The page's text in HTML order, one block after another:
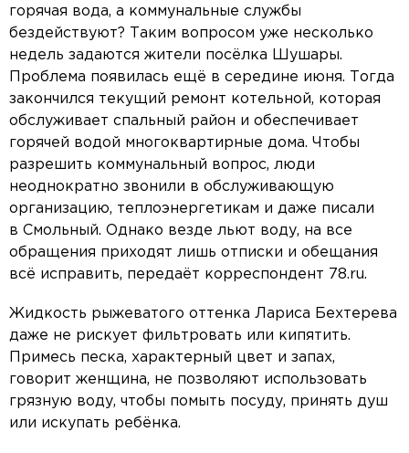
горячая вода, а коммунальные службы
бездействуют? Таким вопросом уже несколько
недель задаются жители посёлка Шушары.
Проблема появилась ещё в середине июня. Тогда
закончился текущий ремонт котельной, которая
обслуживает спальный район и обеспечивает
горячей водой многоквартирные дома. Чтобы
разрешить коммунальный вопрос, люди
неоднократно звонили в обслуживающую
организацию, теплоэнергетикам и даже писали
в Смольный. Однако везде льют воду, на все
обращения приходят лишь отписки и обещания
всё исправить, передаёт корреспондент 78.ru.
Жидкость рыжеватого оттенка Лариса Бехтерева
даже не рискует фильтровать или кипятить.
Примесь песка, характерный цвет и запах,
говорит женщина, не позволяют использовать
грязную воду, чтобы помыть посуду, принять душ
или искупать ребёнка.